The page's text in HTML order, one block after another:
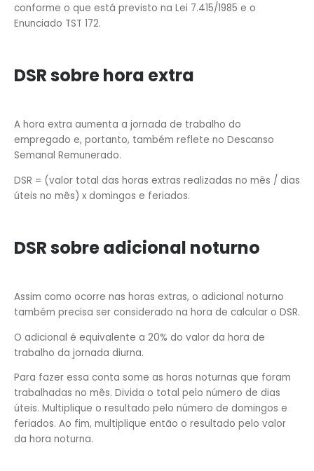
conforme o que está previsto na Lei 7.415/1985 e o
Enunciado TST 172.
DSR sobre hora extra
A hora extra aumenta a jornada de trabalho do
empregado e, portanto, também reflete no Descanso
Semanal Remunerado.
DSR = (valor total das horas extras realizadas no mês / dias
úteis no mês) x domingos e feriados.
DSR sobre adicional noturno
Assim como ocorre nas horas extras, o adicional noturno
também precisa ser considerado na hora de calcular o DSR.
O adicional é equivalente a 20% do valor da hora de
trabalho da jornada diurna.
Para fazer essa conta some as horas noturnas que foram
trabalhadas no mês. Divida o total pelo número de dias
úteis. Multiplique o resultado pelo número de domingos e
feriados. Ao fim, multiplique então o resultado pelo valor
da hora noturna.